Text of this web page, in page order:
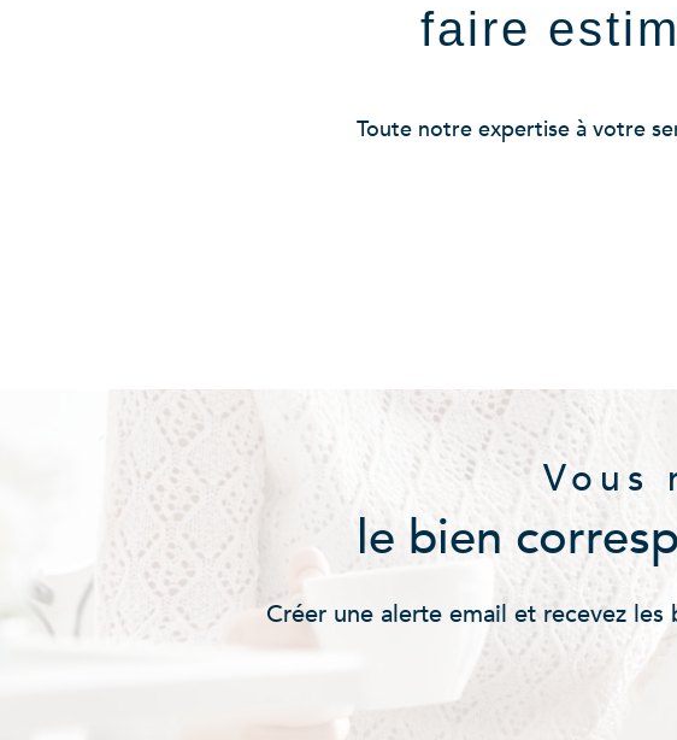
faire
Toute notre expertise à votre
Vous
le bien
Créer une alerte email et recevez